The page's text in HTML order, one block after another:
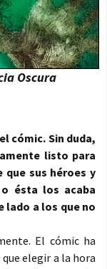
Oscura
cómic. Sin duda,
listo para
que sus héroes y
ésta los acaba
lado a los que no
El cómic ha
elegir a la hora